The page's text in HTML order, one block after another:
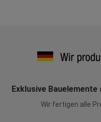
Exklusive
Wir fertigen alle